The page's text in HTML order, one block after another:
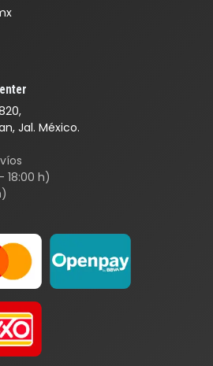
Jal. México.
18:00 h)